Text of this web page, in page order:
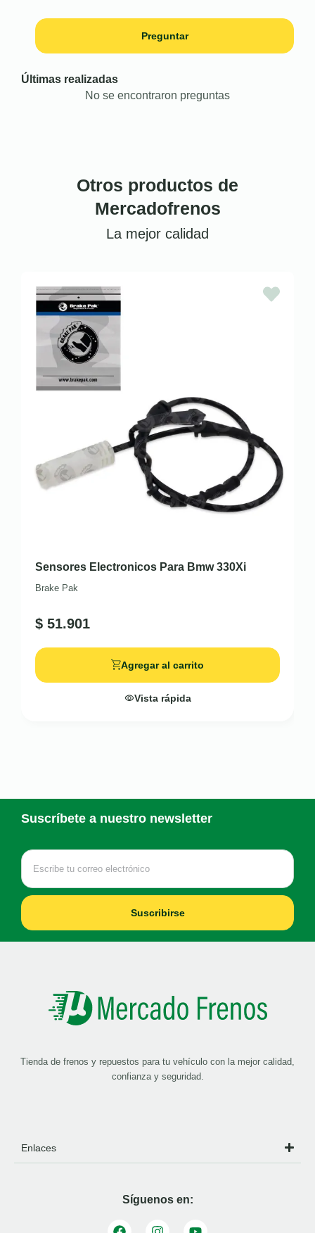
Preguntar
Últimas realizadas
No se encontraron preguntas
Otros productos de
Mercadofrenos
La mejor calidad
Sensores Electronicos Para Bmw 330Xi
Brake Pak
$ 51.901
Agregar al carrito
Vista rápida
Suscríbete a nuestro newsletter
Suscribirse
Tienda de frenos y repuestos para tu vehículo con la mejor calidad,
confianza y seguridad.
Enlaces
Síguenos en: